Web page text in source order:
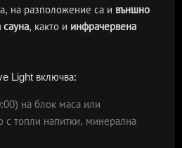
на разположение са и външно
, както и инфрачервена
Light включва:
на блок маса или
топли напитки, минерална